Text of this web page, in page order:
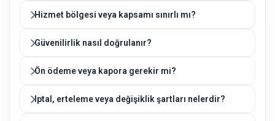
Hizmet bölgesi veya kapsamı sınırlı mı?
Güvenilirlik nasıl doğrulanır?
Ön ödeme veya kapora gerekir mi?
Iptal, erteleme veya değişiklik şartları nelerdir?